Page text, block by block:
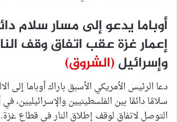
أوباما يدعو إلى مسار سلام
إعمار غزة عقب اتفاق وقف
وإسرائيل(الشروق)
دعا الرئيس الأمريكي الأسبق باراك أوباما إلى
سلامًا دائمًا بين الفلسطينيين والإسرائيليين،
التوصل لاتفاق لوقف إطلاق النار في قطاع غزة.